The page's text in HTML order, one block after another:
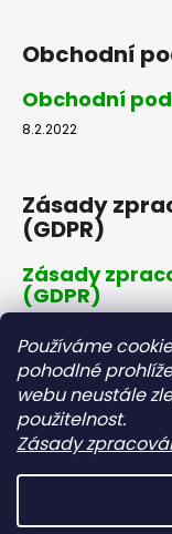
Používáme
pohodlné
webu neustále
použitelnost.
Zásady
Obchodní
Obchodní
8.2.2022
Zásady
(GDPR)
Zásady
(GDPR)
Dopravné a
Dopravné a
8.2.2022